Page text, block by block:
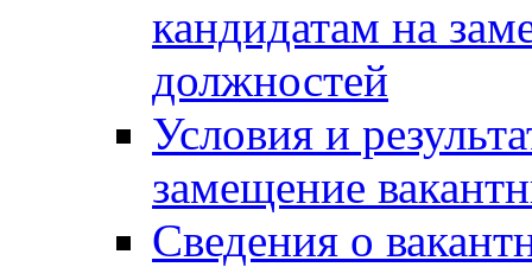
кандидатам на
должностей
Условия и
замещение
Сведения о